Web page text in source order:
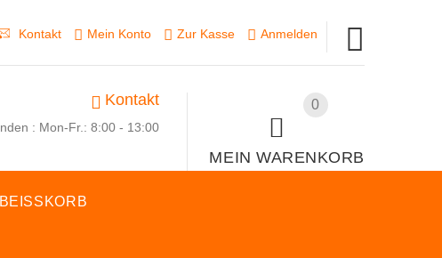
Kontakt Mein Konto Zur Kasse Anmelden
0
MEIN WARENKORB
Kontakt
: Mon-Fr.: 8:00 - 13:00